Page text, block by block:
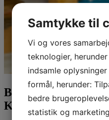
Børne-
Kirke i Fredericia
Samtykke til
Vi og vores
teknologier,
indsamle
formål, herunder:
bedre
statistik og